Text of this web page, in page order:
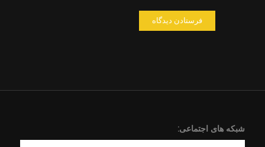
شبکه های اجتماعی: